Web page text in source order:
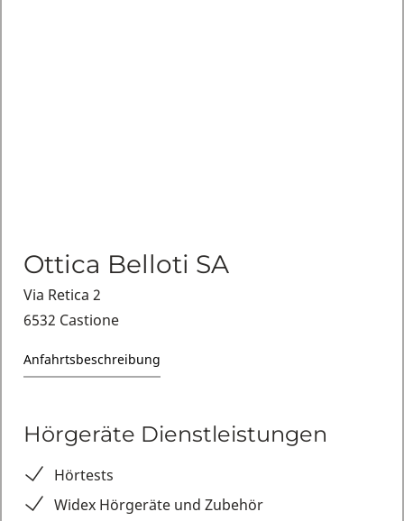
Ottica Belloti SA
Via Retica 2
6532 Castione
Anfahrtsbeschreibung
Hörgeräte Dienstleistungen
Hörtests
Widex Hörgeräte und Zubehör